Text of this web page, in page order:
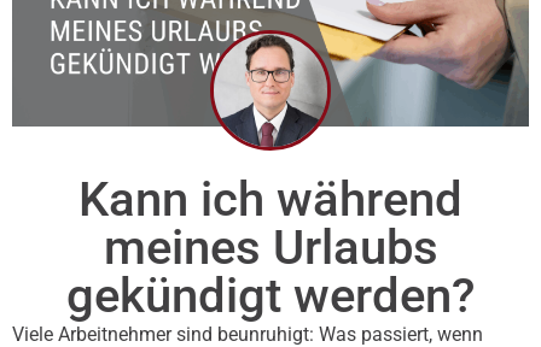
Kann ich während
meines Urlaubs
gekündigt werden?
Viele Arbeitnehmer sind beunruhigt: Was passiert, wenn